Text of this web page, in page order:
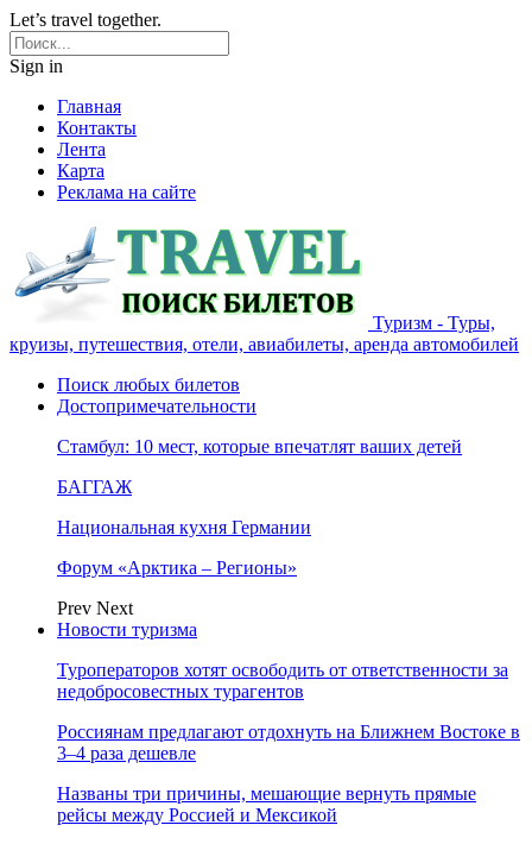
Let’s travel together.
Sign in
Главная
Контакты
Лента
Карта
Реклама на сайте
Туризм - Туры,
круизы, путешествия, отели, авиабилеты, аренда автомобилей
Поиск любых билетов
Достопримечательности
Стамбул: 10 мест, которые впечатлят ваших детей
БАГГАЖ
Национальная кухня Германии
Форум «Арктика – Регионы»
Prev Next
Новости туризма
Туроператоров хотят освободить от ответственности за
недобросовестных турагентов
Россиянам предлагают отдохнуть на Ближнем Востоке в
3–4 раза дешевле
Названы три причины, мешающие вернуть прямые
рейсы между Россией и Мексикой